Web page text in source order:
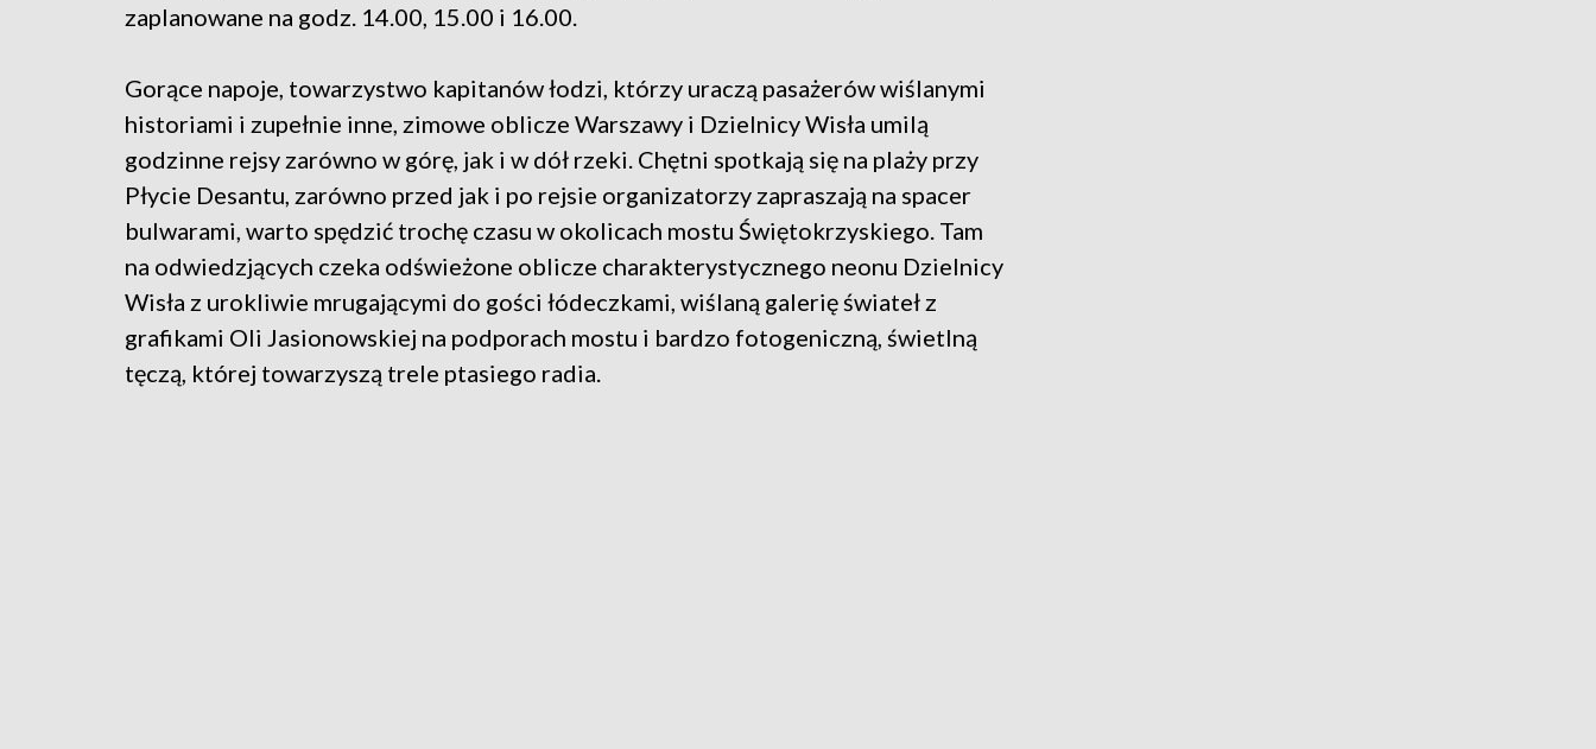
zaplanowane na godz. 14.00, 15.00 i 16.00.
Gorące napoje, towarzystwo kapitanów łodzi, którzy uraczą pasażerów wiślanymi
historiami i zupełnie inne, zimowe oblicze Warszawy i Dzielnicy Wisła umilą
godzinne rejsy zarówno w górę, jak i w dół rzeki. Chętni spotkają się na plaży przy
Płycie Desantu, zarówno przed jak i po rejsie organizatorzy zapraszają na spacer
bulwarami, warto spędzić trochę czasu w okolicach mostu Świętokrzyskiego. Tam
na odwiedzjących czeka odświeżone oblicze charakterystycznego neonu Dzielnicy
Wisła z urokliwie mrugającymi do gości łódeczkami, wiślaną galerię świateł z
grafikami Oli Jasionowskiej na podporach mostu i bardzo fotogeniczną, świetlną
tęczą, której towarzyszą trele ptasiego radia.